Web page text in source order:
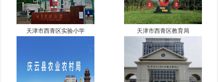
天津市西青区实验小学 天津市西青区教育局